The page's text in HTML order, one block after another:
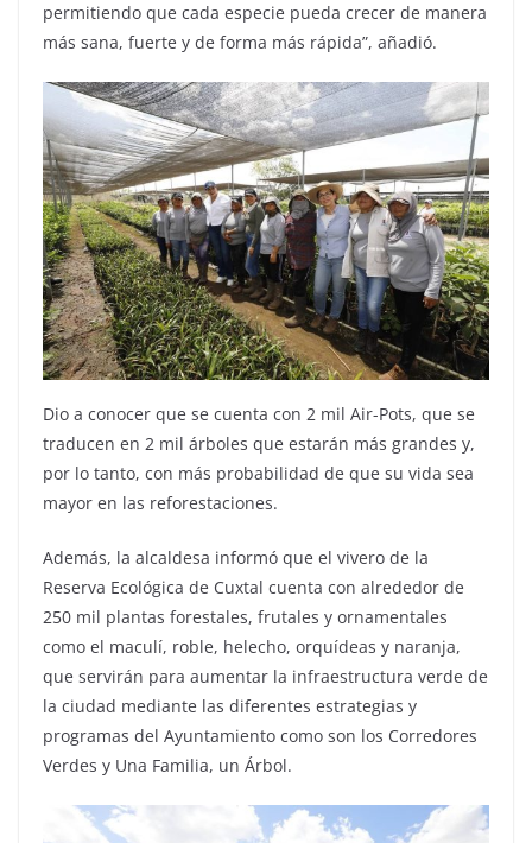
permitiendo que cada especie pueda crecer de manera
más sana, fuerte y de forma más rápida”, añadió.
Dio a conocer que se cuenta con 2 mil Air-Pots, que se
traducen en 2 mil árboles que estarán más grandes y,
por lo tanto, con más probabilidad de que su vida sea
mayor en las reforestaciones.
Además, la alcaldesa informó que el vivero de la
Reserva Ecológica de Cuxtal cuenta con alrededor de
250 mil plantas forestales, frutales y ornamentales
como el maculí, roble, helecho, orquídeas y naranja,
que servirán para aumentar la infraestructura verde de
la ciudad mediante las diferentes estrategias y
programas del Ayuntamiento como son los Corredores
Verdes y Una Familia, un Árbol.